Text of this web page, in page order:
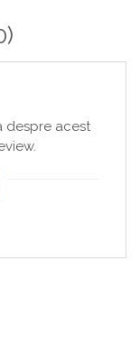
despre acest